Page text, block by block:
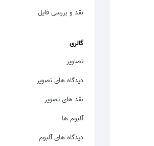
نقد و بررسی فایل
گالری
تصاویر
دیدگاه های تصویر
نقد های تصویر
آلبوم ها
دیدگاه های آلبوم